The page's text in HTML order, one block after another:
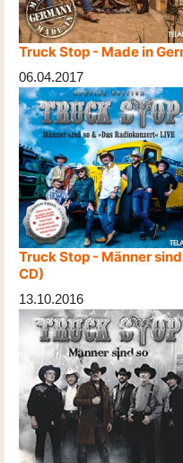
Truck Stop - Made in
06.04.2017
Truck Stop - Männer
CD)
13.10.2016